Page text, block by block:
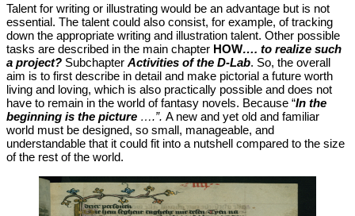
Talent for writing or illustrating would be an advantage but is not
essential. The talent could also consist, for example, of tracking
down the appropriate writing and illustration talent. Other possible
tasks are described in the main chapter HOW…. to realize such
a project? Subchapter Activities of the D-Lab. So, the overall
aim is to first describe in detail and make pictorial a future worth
living and loving, which is also practically possible and does not
have to remain in the world of fantasy novels. Because “In the
beginning is the picture ….”. A new and yet old and familiar
world must be designed, so small, manageable, and
understandable that it could fit into a nutshell compared to the size
of the rest of the world.